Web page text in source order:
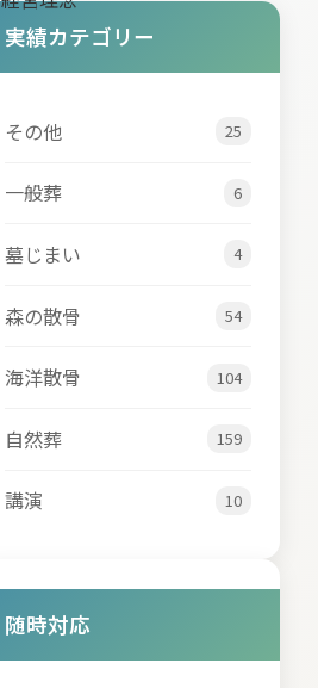
実績カテゴリー
その他 25
一般葬 6
墓じまい 4
森の散骨 54
海洋散骨 104
自然葬 159
講演 10
随時対応